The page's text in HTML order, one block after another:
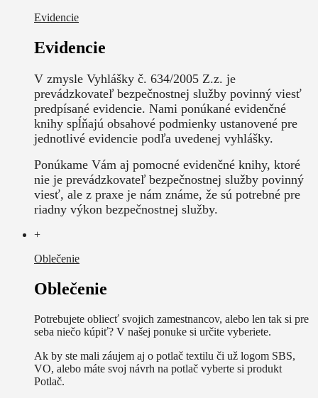
Evidencie
Evidencie
V zmysle Vyhlášky č. 634/2005 Z.z. je
prevádzkovateľ bezpečnostnej služby povinný viesť
predpísané evidencie. Nami ponúkané evidenčné
knihy spĺňajú obsahové podmienky ustanovené pre
jednotlivé evidencie podľa uvedenej vyhlášky.
Ponúkame Vám aj pomocné evidenčné knihy, ktoré
nie je prevádzkovateľ bezpečnostnej služby povinný
viesť, ale z praxe je nám známe, že sú potrebné pre
riadny výkon bezpečnostnej služby.
+
Oblečenie
Oblečenie
Potrebujete obliecť svojich zamestnancov, alebo len tak si pre
seba niečo kúpiť? V našej ponuke si určite vyberiete.
Ak by ste mali záujem aj o potlač textilu či už logom SBS,
VO, alebo máte svoj návrh na potlač vyberte si produkt
Potlač.